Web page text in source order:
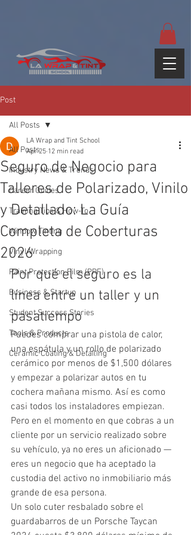
Post
All Posts
Industry News & Trends
Career Guides
Training Tips & How-To
Window Tinting
Vinyl Wrapping
Paint Protection Film (PPF)
Business & Startup
Student Success Stories
Tools & Products
Ceramic Coating & Detailing
All Posts
Seguro de Negocio para
Talleres de Polarizado, Vinilo
y Detallado: La Guía
Completa de Coberturas
2026
LA Wrap and Tint School
Apr 25 12 min read
Por qué el seguro es la
línea entre un taller y un
pasatiempo
Puedes comprar una pistola de calor,
una espátula y un rollo de polarizado
cerámico por menos de $1,500 dólares
y empezar a polarizar autos en tu
cochera mañana mismo. Así es como
casi todos los instaladores empiezan.
Pero en el momento en que cobras a un
cliente por un servicio realizado sobre
su vehículo, ya no eres un aficionado —
eres un negocio que ha aceptado la
custodia del activo no inmobiliario más
grande de esa persona.
Un solo cuter resbalado sobre el
guardabarros de un Porsche Taycan